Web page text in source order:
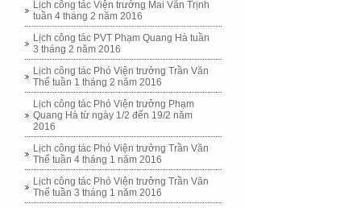
Lịch công tác Viện trưởng Mai Văn Trịnh
tuần 4 tháng 2 năm 2016
Lịch công tác PVT Phạm Quang Hà tuần
3 tháng 2 năm 2016
Lịch công tác Phó Viện trưởng Trần Văn
Thể tuần 1 tháng 2 năm 2016
Lịch công tác Phó Viện trưởng Phạm
Quang Hà từ ngày 1/2 đến 19/2 năm
2016
Lịch công tác Phó Viện trưởng Trần Văn
Thể tuần 4 tháng 1 năm 2016
Lịch công tác Phó Viện trưởng Trần Văn
Thể tuần 3 tháng 1 năm 2016